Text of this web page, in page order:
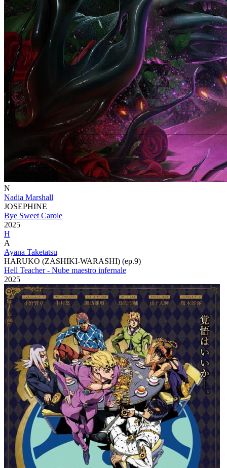
N
Nadia Marshall
JOSEPHINE
Bye Sweet Carole
2025
H
A
Ayana Taketatsu
HARUKO (ZASHIKI-WARASHI) (ep.9)
Hell Teacher - Nube maestro infernale
2025